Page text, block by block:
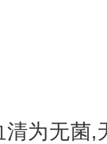
清为无菌